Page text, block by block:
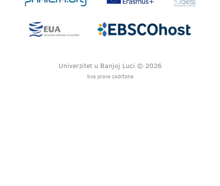
Univerzitet u Banjoj Luci © 2026
Sva prava zadržana